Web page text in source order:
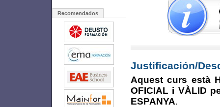
Recomendados
Justificación/
Aquest curs està
OFICIAL i VÀLID
ESPANYA.